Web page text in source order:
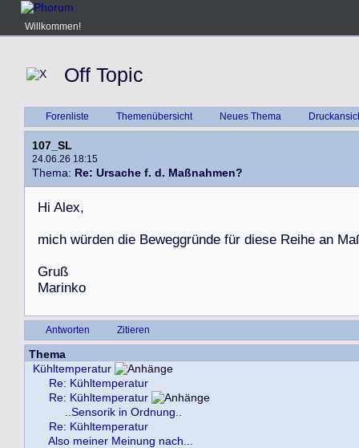
Willkommen!
Off Topic
Forenliste Themenübersicht Neues Thema
107_SL
24.06.26 18:15
Thema: Re: Ursache f. d. Maßnahmen?
Hi Alex,
mich würden die Beweggründe für diese Reihe an Ma
Gruß
Marinko
Antworten Zitieren
Thema
Kühltemperatur
Re: Kühltemperatur
Re: Kühltemperatur
..Sensorik in Ordnung..
Re: Kühltemperatur
Also meiner Meinung nach...